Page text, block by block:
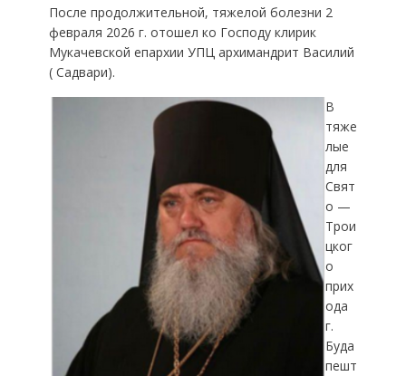
После продолжительной, тяжелой болезни 2
февраля 2026 г. отошел ко Господу клирик
Мукачевской епархии УПЦ архимандрит Василий
( Садвари).
В
тяже
лые
для
Свят
о —
Трои
цког
о
прих
ода
г.
Буда
пешт